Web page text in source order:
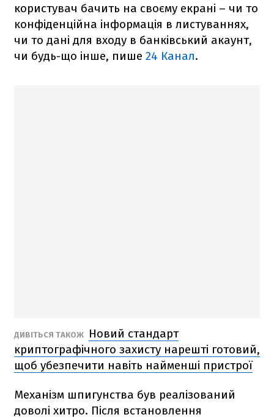
користувач бачить на своєму екрані – чи то
конфіденційна інформація в листуваннях,
чи то дані для входу в банківський акаунт,
чи будь-що інше, пише 24 Канал.
ДИВІТЬСЯ ТАКОЖ
Новий стандарт
криптографічного захисту нарешті готовий,
щоб убезпечити навіть найменші пристрої
Механізм шпигунства був реалізований
доволі хитро. Після встановлення